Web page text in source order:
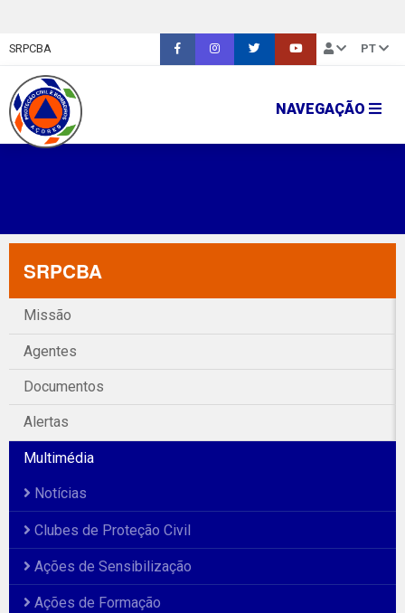
SRPCBA PT
NAVEGAÇÃO
SRPCBA
Missão
Agentes
Documentos
Alertas
Multimédia
Notícias
Clubes de Proteção Civil
Ações de Sensibilização
Ações de Formação